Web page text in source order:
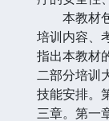
本教材包
培训内容、
指出本教材
二部分培训
技能安排。
三章。第一